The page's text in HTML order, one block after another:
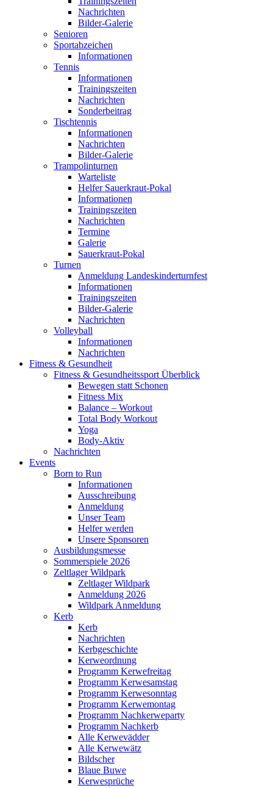
Nachrichten
Bilder-Galerie
Senioren
Sportabzeichen
Informationen
Tennis
Informationen
Trainingszeiten
Nachrichten
Sonderbeitrag
Tischtennis
Informationen
Nachrichten
Bilder-Galerie
Trampolinturnen
Warteliste
Helfer Sauerkraut-Pokal
Informationen
Trainingszeiten
Nachrichten
Termine
Galerie
Sauerkraut-Pokal
Turnen
Anmeldung Landeskinderturnfest
Informationen
Trainingszeiten
Bilder-Galerie
Nachrichten
Volleyball
Informationen
Nachrichten
Fitness & Gesundheit
Fitness & Gesundheitssport Überblick
Bewegen statt Schonen
Fitness Mix
Balance – Workout
Total Body Workout
Yoga
Body-Aktiv
Nachrichten
Events
Born to Run
Informationen
Ausschreibung
Anmeldung
Unser Team
Helfer werden
Unsere Sponsoren
Ausbildungsmesse
Sommerspiele 2026
Zeltlager Wildpark
Zeltlager Wildpark
Anmeldung 2026
Wildpark Anmeldung
Kerb
Kerb
Nachrichten
Kerbgeschichte
Kerweordnung
Programm Kerwefreitag
Programm Kerwesamstag
Programm Kerwesonntag
Programm Kerwemontag
Programm Nachkerweparty
Programm Nachkerb
Alle Kerwevädder
Alle Kerwewätz
Bildscher
Blaue Buwe
Kerwesprüche